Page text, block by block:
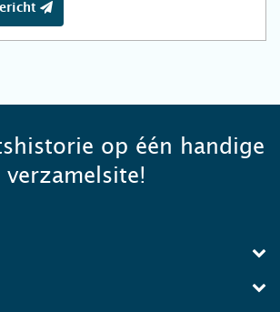
op één handige
verzamelsite!